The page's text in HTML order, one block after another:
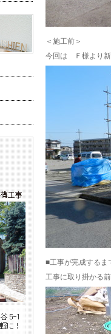
＜施工前＞
今回は Ｆ様より新
■工事が完成するま
工事に取り掛かる